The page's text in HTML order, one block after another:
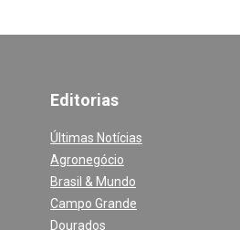
Editorias
Últimas Notícias
Agronegócio
Brasil & Mundo
Campo Grande
Dourados